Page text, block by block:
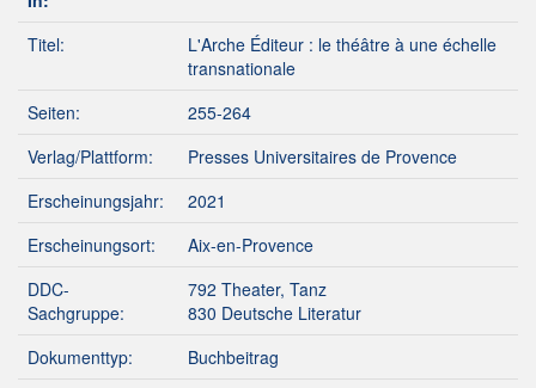
Titel:
L'Arche Éditeur : le théâtre à une échelle
transnationale
Seiten:
255-264
Verlag/Plattform:
Presses Universitaires de Provence
Erscheinungsjahr:
2021
Erscheinungsort:
Aix-en-Provence
DDC-
Sachgruppe:
792 Theater, Tanz
830 Deutsche Literatur
Dokumenttyp:
Buchbeitrag